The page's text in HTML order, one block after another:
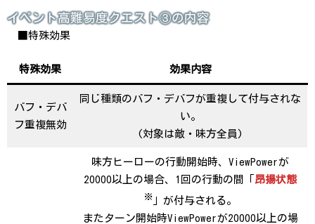
イベント高難易度クエスト③の内容
■特殊効果
特殊効果 効果内容
バフ・デバ
フ重複無効
同じ種類のバフ・デバフが重複して付与されな
い。
(対象は敵・味方全員)
味方ヒーローの行動開始時、ViewPowerが
20000以上の場合、1回の行動の間「 昂揚状態
※」が付与される。
またターン開始時ViewPowerが20000以上の場